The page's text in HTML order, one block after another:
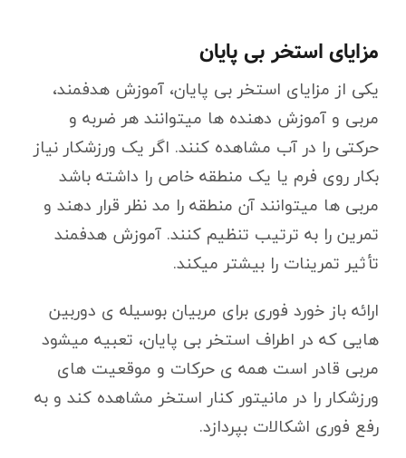
مزایای استخر بی پایان
یکی از مزایای استخر بی پایان، آموزش هدفمند،
مربی و آموزش دهنده ها میتوانند هر ضربه و
حرکتی را در آب مشاهده کنند. اگر یک ورزشکار نیاز
بکار روی فرم یا یک منطقه خاص را داشته باشد
مربی ها میتوانند آن منطقه را مد نظر قرار دهند و
تمرین را به ترتیب تنظیم کنند. آموزش هدفمند
تأثیر تمرینات را بیشتر میکند.
ارائه باز خورد فوری برای مربیان بوسیله ی دوربین
هایی که در اطراف استخر بی پایان، تعبیه میشود
مربی قادر است همه ی حرکات و موقعیت های
ورزشکار را در مانیتور کنار استخر مشاهده کند و به
رفع فوری اشکالات بپردازد.